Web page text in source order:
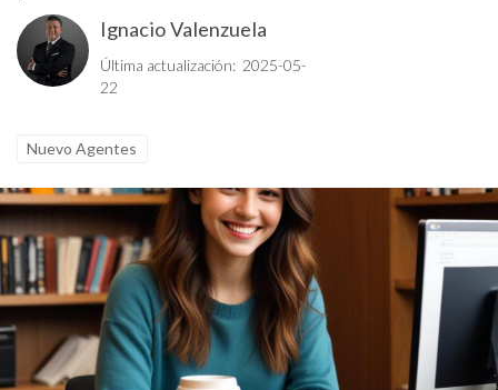
Ignacio Valenzuela
Última actualización: 2025-05-
22
Nuevo Agentes